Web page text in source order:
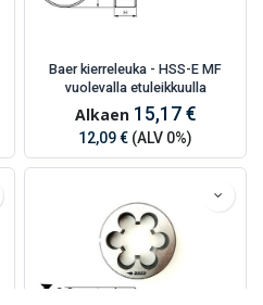
Baer kierreleuka - HSS-E MF
vuolevalla etuleikkuulla
Alkaen 15,17 €
12,09 € (ALV 0%)